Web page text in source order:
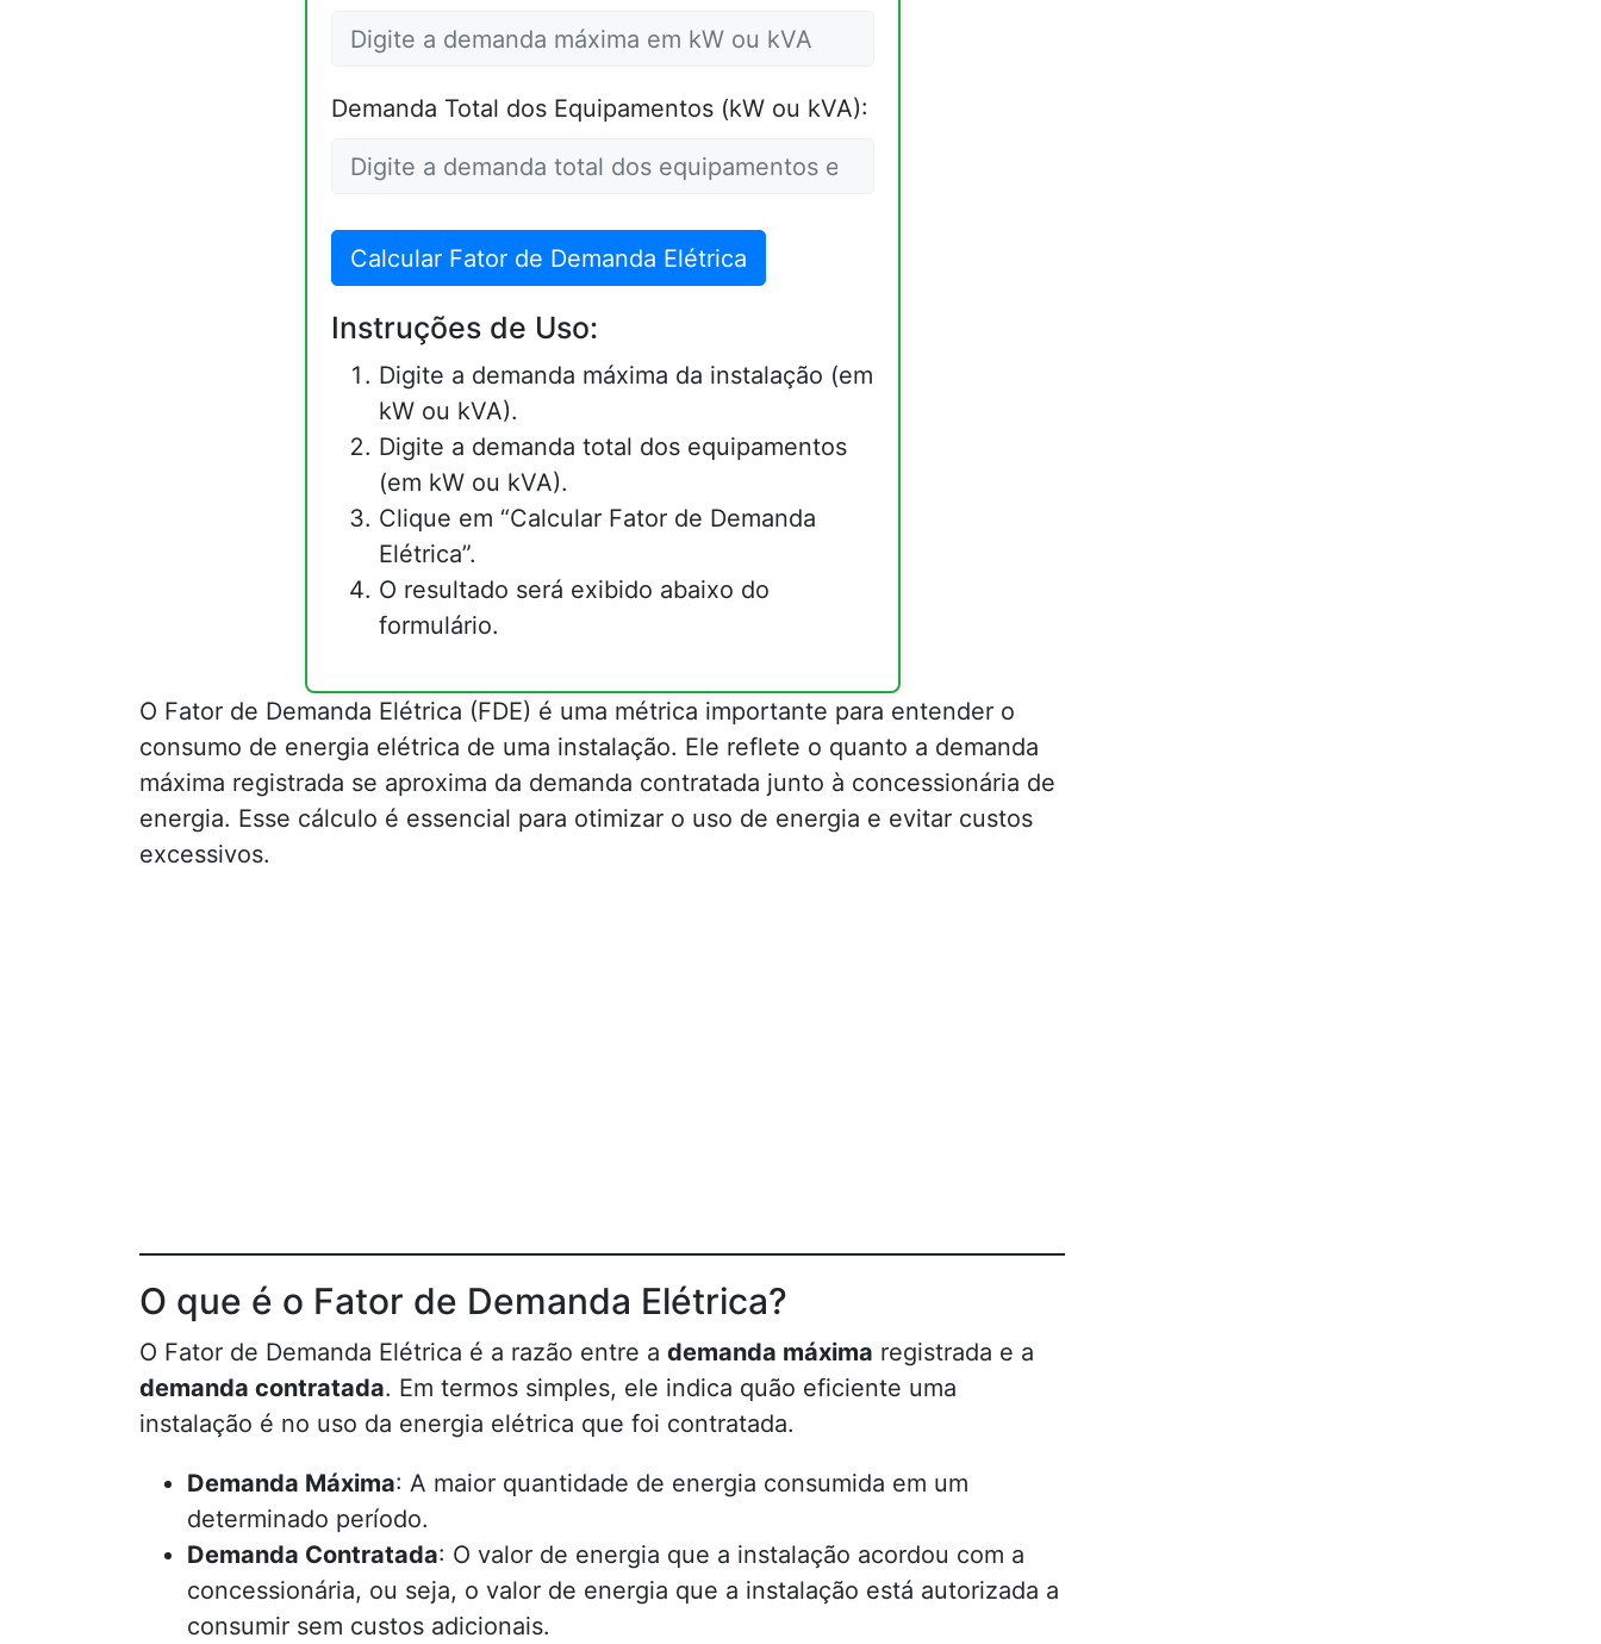
Demanda Total dos Equipamentos (kW ou kVA):
Calcular Fator de Demanda Elétrica
Instruções de Uso:
Digite a demanda máxima da instalação (em
kW ou kVA).
Digite a demanda total dos equipamentos
(em kW ou kVA).
Clique em “Calcular Fator de Demanda
Elétrica”.
O resultado será exibido abaixo do
formulário.
O Fator de Demanda Elétrica (FDE) é uma métrica importante para entender o
consumo de energia elétrica de uma instalação. Ele reflete o quanto a demanda
máxima registrada se aproxima da demanda contratada junto à concessionária de
energia. Esse cálculo é essencial para otimizar o uso de energia e evitar custos
excessivos.
O que é o Fator de Demanda Elétrica?
O Fator de Demanda Elétrica é a razão entre a demanda máxima registrada e a
demanda contratada. Em termos simples, ele indica quão eficiente uma
instalação é no uso da energia elétrica que foi contratada.
Demanda Máxima: A maior quantidade de energia consumida em um
determinado período.
Demanda Contratada: O valor de energia que a instalação acordou com a
concessionária, ou seja, o valor de energia que a instalação está autorizada a
consumir sem custos adicionais.